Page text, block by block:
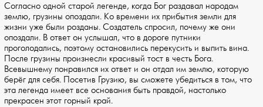
Согласно одной старой легенде, когда Бог раздавал народам
землю, грузины опоздали. Ко времени их прибытия земли для
жизни уже были розданы. Создатель спросил, почему же они
опоздали. В ответ он услышал, что в дороге путники
проголодались, поэтому остановились перекусить и выпить вина.
После грузины произнесли красивый тост в честь Бога.
Всевышнему понравился их ответ и он отдал им землю, которую
берёг для себя. Посетив Грузию, вы сможете убедиться в том, что
эта легенда имеет все основания быть правдой, настолько
прекрасен этот горный край.